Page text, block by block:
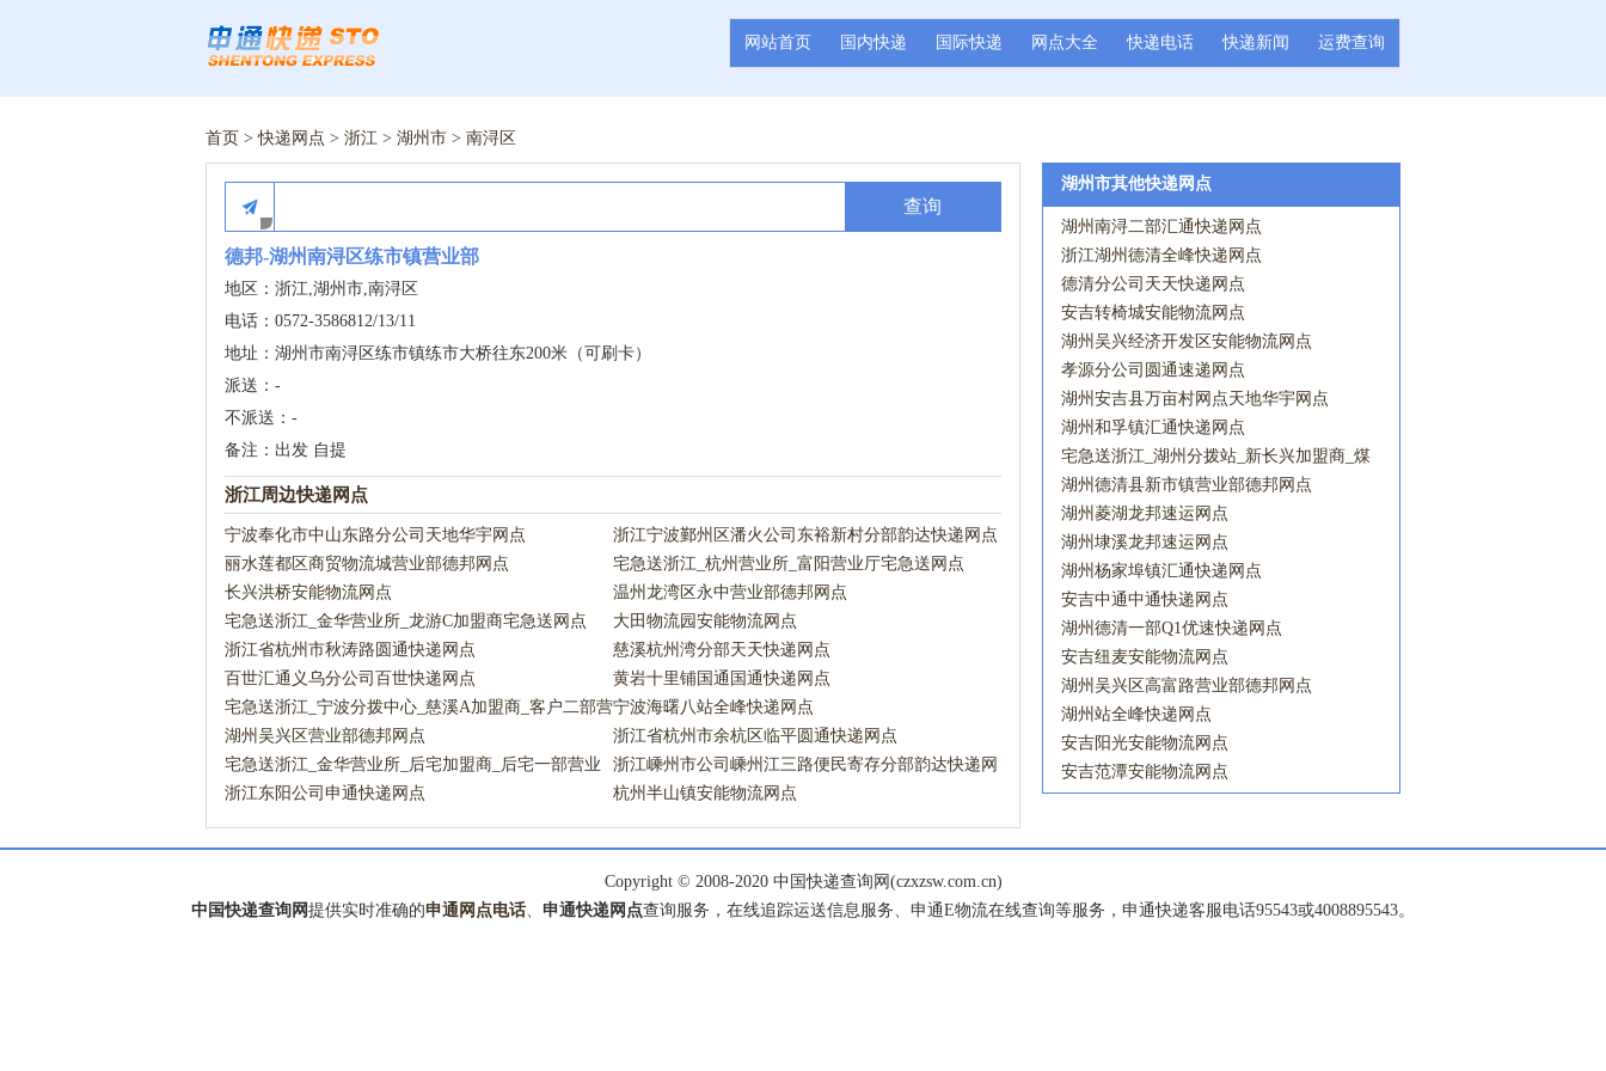
网站首页 国内快递 国际快递 网点大全 快递电话 快递新闻 运费查询
首页 >快递网点 > 浙江 > 湖州市 > 南浔区
查询
德邦-湖州南浔区练市镇营业部
地区：浙江,湖州市,南浔区
电话：0572-3586812/13/11
地址：湖州市南浔区练市镇练市大桥往东200米（可刷卡）
派送：-
不派送：-
备注：出发 自提
浙江周边快递网点
宁波奉化市中山东路分公司天地华宇网点
浙江宁波鄞州区潘火公司东裕新村分部韵达快递网点
丽水莲都区商贸物流城营业部德邦网点
宅急送浙江_杭州营业所_富阳营业厅宅急送网点
长兴洪桥安能物流网点
温州龙湾区永中营业部德邦网点
宅急送浙江_金华营业所_龙游C加盟商宅急送网点
大田物流园安能物流网点
浙江省杭州市秋涛路圆通快递网点
慈溪杭州湾分部天天快递网点
百世汇通义乌分公司百世快递网点
黄岩十里铺国通国通快递网点
宅急送浙江_宁波分拨中心_慈溪A加盟商_客户二部营
业点宅急送网点
宁波海曙八站全峰快递网点
湖州吴兴区营业部德邦网点
浙江省杭州市余杭区临平圆通快递网点
宅急送浙江_金华营业所_后宅加盟商_后宅一部营业
点宅急送网点
浙江嵊州市公司嵊州江三路便民寄存分部韵达快递网
点
浙江东阳公司申通快递网点 杭州半山镇安能物流网点
湖州市其他快递网点
湖州南浔二部汇通快递网点
浙江湖州德清全峰快递网点
德清分公司天天快递网点
安吉转椅城安能物流网点
湖州吴兴经济开发区安能物流网点
孝源分公司圆通速递网点
湖州安吉县万亩村网点天地华宇网点
湖州和孚镇汇通快递网点
宅急送浙江_湖州分拨站_新长兴加盟商_煤
山营业点宅急送网点
湖州德清县新市镇营业部德邦网点
湖州菱湖龙邦速运网点
湖州埭溪龙邦速运网点
湖州杨家埠镇汇通快递网点
安吉中通中通快递网点
湖州德清一部Q1优速快递网点
安吉纽麦安能物流网点
湖州吴兴区高富路营业部德邦网点
湖州站全峰快递网点
安吉阳光安能物流网点
安吉范潭安能物流网点
Copyright © 2008-2020 中国快递查询网(czxzsw.com.cn)
中国快递查询网提供实时准确的申通网点电话、 申通快递网点查询服务，在线追踪运送信息服务、申通E物流在线查询等服务，申通快递客服电话95543或4008895543。